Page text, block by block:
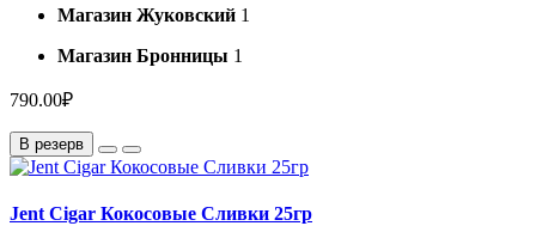
Магазин Жуковский 1
Магазин Бронницы 1
790.00₽
В резерв
Jent Cigar Кокосовые Сливки 25гр